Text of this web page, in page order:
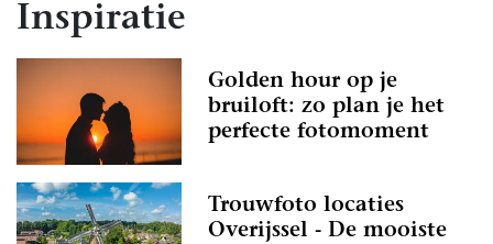
Inspiratie
Golden hour op je
bruiloft: zo plan je het
perfecte fotomoment
Trouwfoto locaties
Overijssel - De mooiste